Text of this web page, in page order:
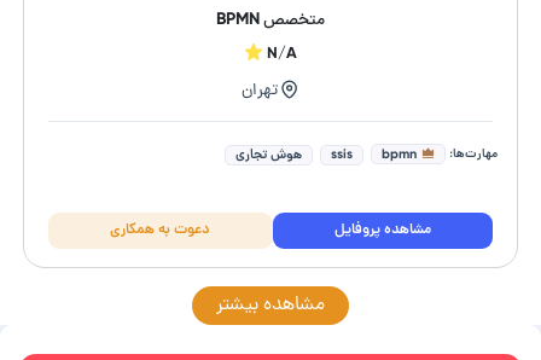
متخصص BPMN
N/A
تهران
مهارت‌ها: bpmn
ssis هوش تجاری
مشاهده پروفایل دعوت به همکاری
مشاهده بیشتر